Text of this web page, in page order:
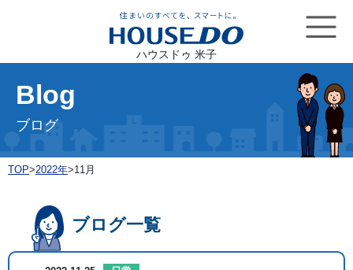
ハウスドゥ 米子
Blog
ブログ
TOP>2022年>11月
ブログ一覧